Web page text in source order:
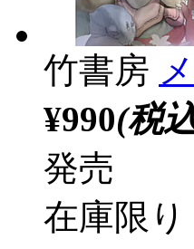
竹書房
¥990(税
発売
在庫限り